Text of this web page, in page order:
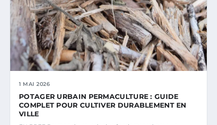
1 MAI 2026
POTAGER URBAIN PERMACULTURE : GUIDE
COMPLET POUR CULTIVER DURABLEMENT EN
VILLE